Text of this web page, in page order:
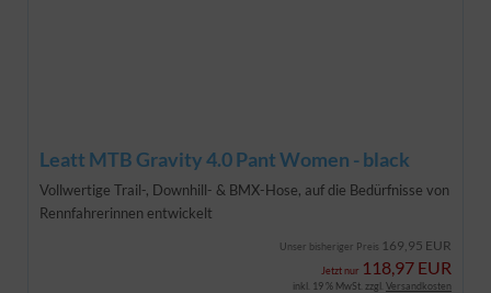
Leatt MTB Gravity 4.0 Pant Women - black
Vollwertige Trail-, Downhill- & BMX-Hose, auf die Bedürfnisse von
Rennfahrerinnen entwickelt
Unser bisheriger Preis 169,95 EUR
Jetzt nur 118,97 EUR
inkl. 19 % MwSt. zzgl. Versandkosten